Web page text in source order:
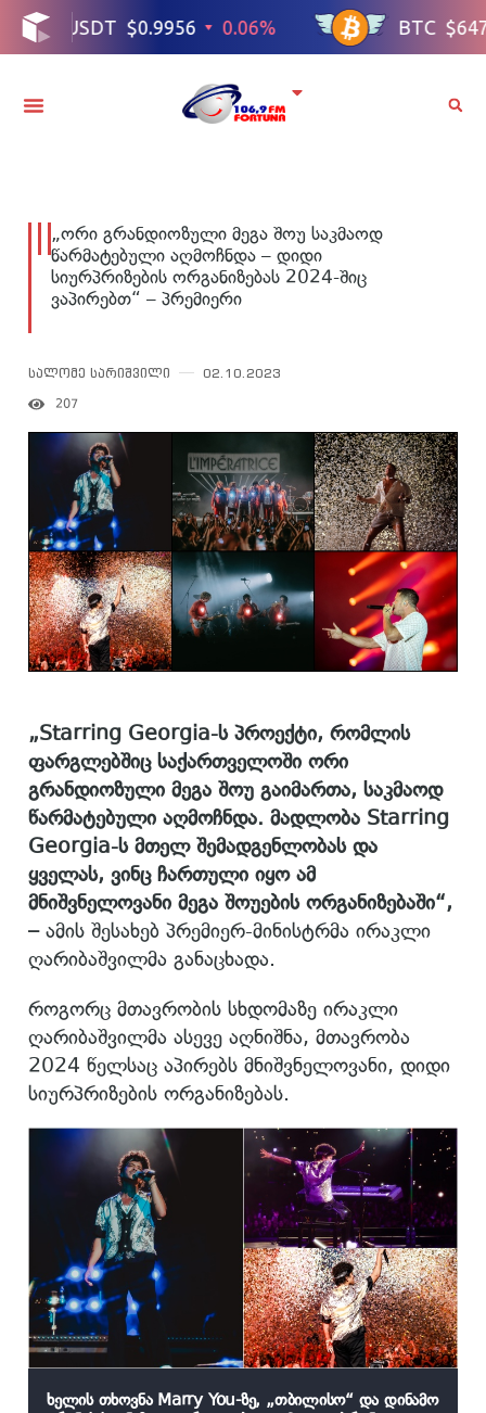
„ორი გრანდიოზული მეგა შოუ საკმაოდ
წარმატებული აღმოჩნდა – დიდი
სიურპრიზების ორგანიზებას 2024-შიც
ვაპირებთ“ – პრემიერი
სალომე სარიშვილი 02.10.2023
207
„Starring Georgia-ს პროექტი, რომლის
ფარგლებშიც საქართველოში ორი
გრანდიოზული მეგა შოუ გაიმართა, საკმაოდ
წარმატებული აღმოჩნდა. მადლობა Starring
Georgia-ს მთელ შემადგენლობას და
ყველას, ვინც ჩართული იყო ამ
მნიშვნელოვანი მეგა შოუების ორგანიზებაში“,
–ამის შესახებ პრემიერ-მინისტრმა ირაკლი
ღარიბაშვილმა განაცხადა.
როგორც მთავრობის სხდომაზე ირაკლი
ღარიბაშვილმა ასევე აღნიშნა, მთავრობა
2024 წელსაც აპირებს მნიშვნელოვანი, დიდი
სიურპრიზების ორგანიზებას.
ხელის თხოვნა Marry You-ზე, „თბილისო“ და დინამო